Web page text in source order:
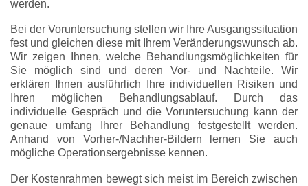
werden.
Bei der Voruntersuchung stellen wir Ihre Ausgangssituation
fest und gleichen diese mit Ihrem Veränderungswunsch ab.
Wir zeigen Ihnen, welche Behandlungsmöglichkeiten für
Sie möglich sind und deren Vor- und Nachteile. Wir
erklären Ihnen ausführlich Ihre individuellen Risiken und
Ihren möglichen Behandlungsablauf. Durch das
individuelle Gespräch und die Voruntersuchung kann der
genaue umfang Ihrer Behandlung festgestellt werden.
Anhand von Vorher-/Nachher-Bildern lernen Sie auch
mögliche Operationsergebnisse kennen.
Der Kostenrahmen bewegt sich meist im Bereich zwischen